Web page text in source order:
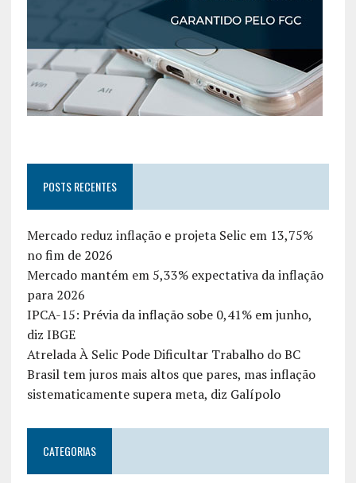
POSTS RECENTES
Mercado reduz inflação e projeta Selic em 13,75%
no fim de 2026
Mercado mantém em 5,33% expectativa da inflação
para 2026
IPCA-15: Prévia da inflação sobe 0,41% em junho,
diz IBGE
Atrelada À Selic Pode Dificultar Trabalho do BC
Brasil tem juros mais altos que pares, mas inflação
sistematicamente supera meta, diz Galípolo
CATEGORIAS